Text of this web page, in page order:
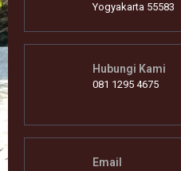
Yogyakarta 55583
Hubungi Kami
081 1295 4675
Email